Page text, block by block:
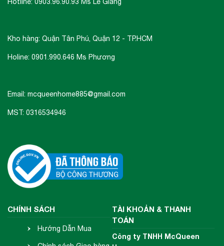
Hotline: 0903.96.90.93 Ms Lê Giang
Kho hàng: Quận Tân Phú, Quận 12 - TP.HCM
Holine: 0901.990.646 Ms Phương
Email: mcqueenhome885@gmail.com
MST: 0316534946
CHÍNH SÁCH
Hướng Dẫn Mua
TÀI KHOẢN & THANH
TOÁN
Công ty TNHH McQueen